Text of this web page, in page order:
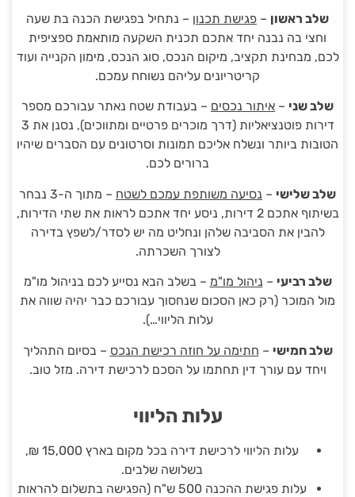
שלב ראשון – פגישת תכנון – נתחיל בפגישת הכנה בת שעה
וחצי בה נבנה יחד אתכם תכנית השקעה מותאמת ספציפית
לכם, מבחינת תקציב, מיקום הנכס, סוג הנכס, מימון הקנייה ועוד
קריטריונים עליהם נשוחח עמכם.
שלב שני – איתור נכסים – בעבודת שטח נאתר עבורכם מספר
דירות פוטנציאליות (דרך מוכרים פרטיים ומתווכים), נסנן את 3
הטובות ביותר ונשלח אליכם תמונות וסרטונים עם הסברים שיהיו
ברורים לכם.
שלב שלישי – נסיעה משותפת עמכם לשטח
– מתוך ה-3 נבחר
בשיתוף אתכם 2 דירות, ניסע יחד אתכם לראות את שתי הדירות,
להבין את הסביבה שלהן ונחליט מה יש לסדר/לשפץ בדירה
לצורך השכרתה.
שלב רביעי – ניהול מו"מ – בשלב הבא נסייע לכם בניהול מו"מ
מול המוכר (רק כאן הסכום שנחסוך עבורכם כבר יהיה שווה את
עלות הליווי…).
שלב חמישי – חתימה על חוזה רכישת הנכס – בסיום התהליך
ויחד עם עורך דין תחתמו על הסכם לרכישת דירה. מזל טוב.
עלות הליווי
עלות הליווי לרכישת דירה בכל מקום בארץ 15,000 ₪,
בשלושה שלבים.
עלות פגישת ההכנה 500 ש"ח (הפגישה בתשלום להראות